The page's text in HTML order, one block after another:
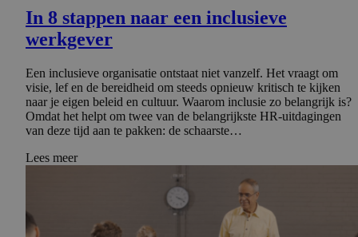
In 8 stappen naar een inclusieve
werkgever
Een inclusieve organisatie ontstaat niet vanzelf. Het vraagt om
visie, lef en de bereidheid om steeds opnieuw kritisch te kijken
naar je eigen beleid en cultuur. Waarom inclusie zo belangrijk is?
Omdat het helpt om twee van de belangrijkste HR-uitdagingen
van deze tijd aan te pakken: de schaarste…
Lees meer